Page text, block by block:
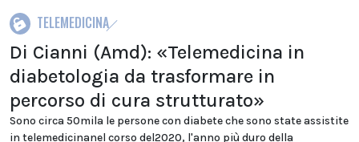
TELEMEDICINA
Di Cianni (Amd): «Telemedicina in
diabetologia da trasformare in
percorso di cura strutturato»
Sono circa 50mila le persone con diabete che sono state assistite
in telemedicinanel corso del2020, l'anno più duro della